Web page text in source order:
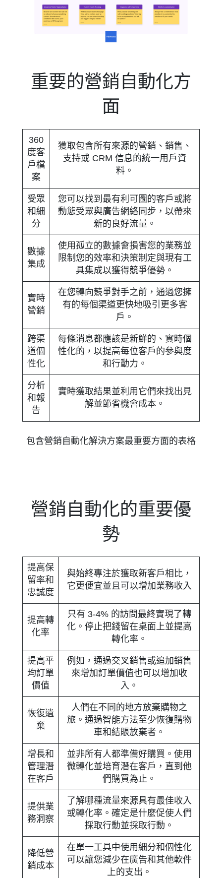
重要的營銷自動化方
面
360
度客
戶檔
案
獲取包含所有來源的營銷、銷售、
支持或 CRM 信息的統一用戶資
料。
受眾
和細
分
您可以找到最有利可圖的客戶或將
動態受眾與廣告網絡同步，以帶來
新的良好流量。
數據
集成
使用孤立的數據會損害您的業務並
限制您的效率和決策制定與現有工
具集成以獲得競爭優勢。
實時
營銷
在您轉向競爭對手之前，通過您擁
有的每個渠道更快地吸引更多客
戶。
跨渠
道個
性化
每條消息都應該是新鮮的、實時個
性化的，以提高每位客戶的參與度
和行動力。
分析
和報
告
實時獲取結果並利用它們來找出見
解並節省機會成本。
包含營銷自動化解決方案最重要方面的表格
營銷自動化的重要優
勢
提高保
留率和
忠誠度
與始終專注於獲取新客戶相比，
它更便宜並且可以增加業務收入
提高轉
化率
只有 3-4% 的訪問最終實現了轉
化。停止把錢留在桌面上並提高
轉化率。
提高平
均訂單
價值
例如，通過交叉銷售或追加銷售
來增加訂單價值也可以增加收
入。
恢復遺
棄
人們在不同的地方放棄購物之
旅。通過智能方法至少恢復購物
車和結賬放棄者。
增長和
管理潛
在客戶
並非所有人都準備好購買。使用
微轉化並培育潛在客戶，直到他
們購買為止。
提供業
務洞察
了解哪種流量來源具有最佳收入
或轉化率。確定是什麼促使人們
採取行動並採取行動。
降低營
銷成本
在單一工具中使用細分和個性化
可以讓您減少在廣告和其他軟件
上的支出。